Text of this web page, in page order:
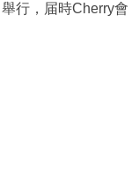
行，届時Cherry會